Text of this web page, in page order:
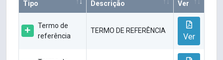
Tipo Descrição Ver
Termo de
referência
TERMO DE REFERÊNCIA
Ver